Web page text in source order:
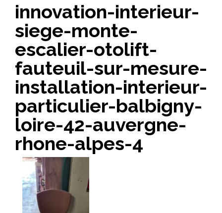
innovation-interieur-
siege-monte-
escalier-otolift-
fauteuil-sur-mesure-
installation-interieur-
particulier-balbigny-
loire-42-auvergne-
rhone-alpes-4